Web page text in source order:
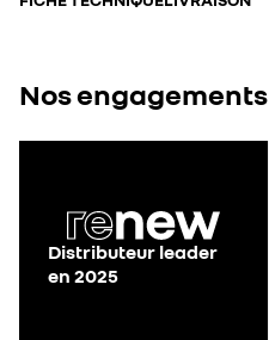
Nos engagements
Distributeur leader
en 2025